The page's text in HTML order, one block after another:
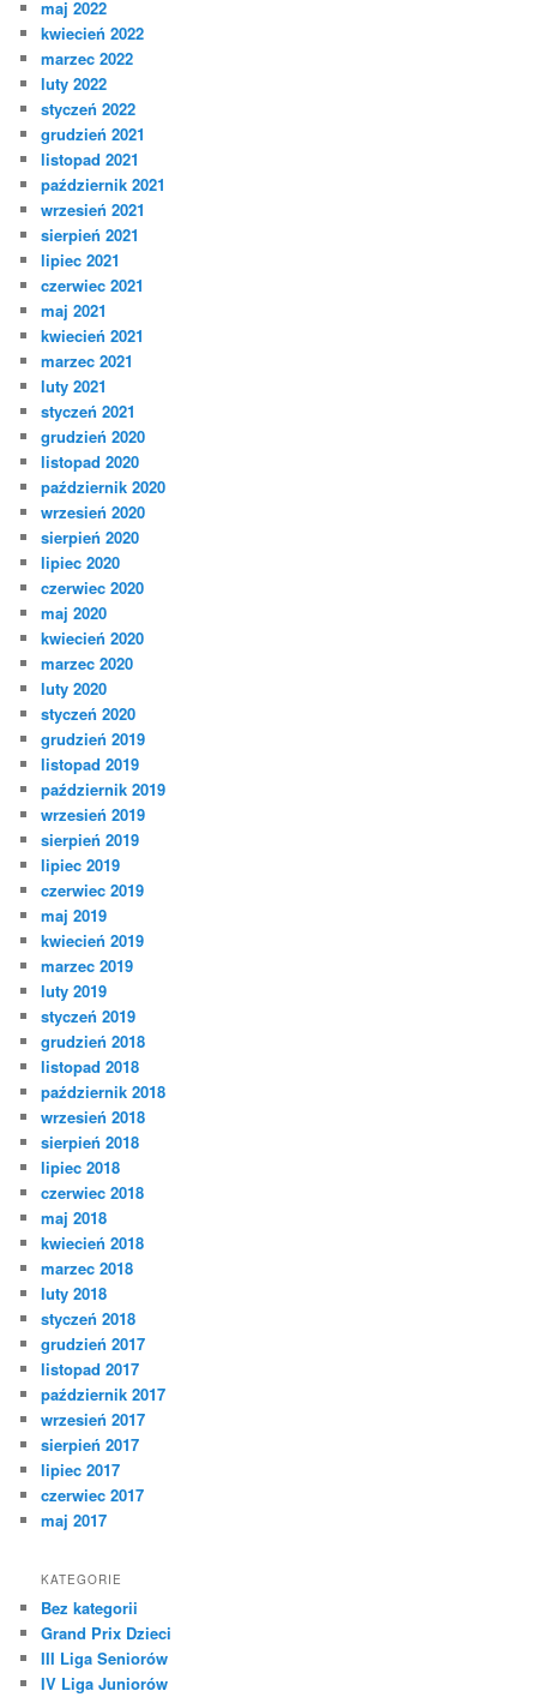
maj 2022
kwiecień 2022
marzec 2022
luty 2022
styczeń 2022
grudzień 2021
listopad 2021
październik 2021
wrzesień 2021
sierpień 2021
lipiec 2021
czerwiec 2021
maj 2021
kwiecień 2021
marzec 2021
luty 2021
styczeń 2021
grudzień 2020
listopad 2020
październik 2020
wrzesień 2020
sierpień 2020
lipiec 2020
czerwiec 2020
maj 2020
kwiecień 2020
marzec 2020
luty 2020
styczeń 2020
grudzień 2019
listopad 2019
październik 2019
wrzesień 2019
sierpień 2019
lipiec 2019
czerwiec 2019
maj 2019
kwiecień 2019
marzec 2019
luty 2019
styczeń 2019
grudzień 2018
listopad 2018
październik 2018
wrzesień 2018
sierpień 2018
lipiec 2018
czerwiec 2018
maj 2018
kwiecień 2018
marzec 2018
luty 2018
styczeń 2018
grudzień 2017
listopad 2017
październik 2017
wrzesień 2017
sierpień 2017
lipiec 2017
czerwiec 2017
maj 2017
KATEGORIE
Bez kategorii
Grand Prix Dzieci
III Liga Seniorów
IV Liga Juniorów